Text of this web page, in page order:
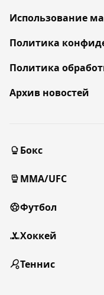
Использование
Политика
Политика
Архив новостей
Бокс
MMA/UFC
Футбол
Хоккей
Теннис